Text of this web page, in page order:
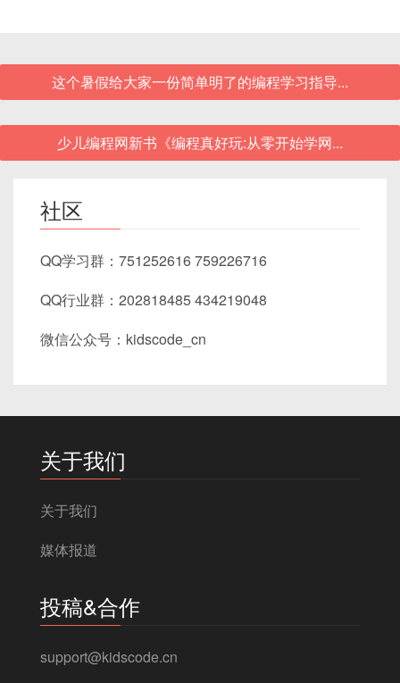
这个暑假给大家一份简单明了的编程学习指导...
少儿编程网新书《编程真好玩:从零开始学网...
社区
QQ学习群：751252616 759226716
QQ行业群：202818485 434219048
微信公众号：kidscode_cn
关于我们
关于我们
媒体报道
投稿&合作
support@kidscode.cn